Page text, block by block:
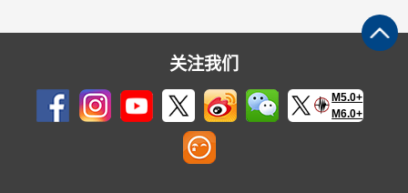
关注我们
M5.0+
M6.0+